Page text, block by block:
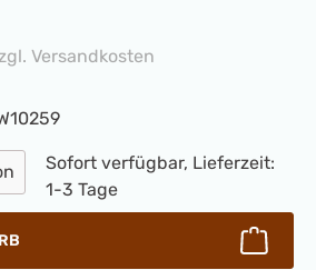
Versandkosten
Gib den gewünschten
Sofort verfügbar, Lieferzeit:
1-3 Tage